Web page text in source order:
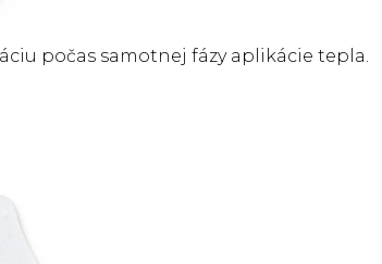
počas samotnej fázy aplikácie tepla.